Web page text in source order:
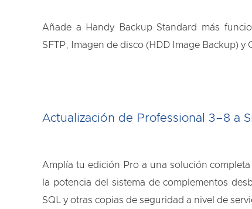
Añade a Handy Backup Standard más
SFTP, Imagen de disco (HDD Image Backup) y
Actualización de Professional 3–8 a
Amplía tu edición Pro a una solución
la potencia del sistema de complementos
SQL y otras copias de seguridad a nivel de